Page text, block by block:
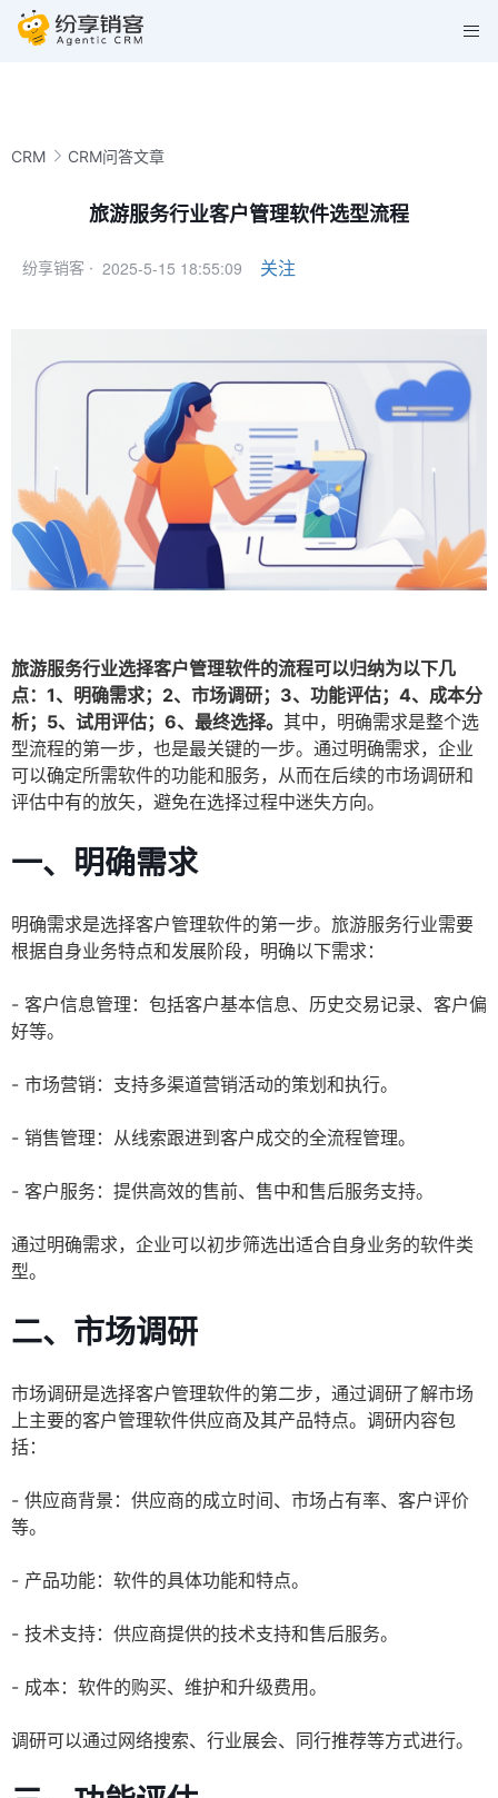
CRM CRM问答文章
旅游服务行业客户管理软件选型流程
纷享销客 · 2025-5-15 18:55:09 关注
旅游服务行业选择客户管理软件的流程可以归纳为以下几
点：1、明确需求；2、市场调研；3、功能评估；4、成本分
析；5、试用评估；6、最终选择。 其中，明确需求是整个选
型流程的第一步，也是最关键的一步。通过明确需求，企业
可以确定所需软件的功能和服务，从而在后续的市场调研和
评估中有的放矢，避免在选择过程中迷失方向。
一、明确需求
明确需求是选择客户管理软件的第一步。旅游服务行业需要
根据自身业务特点和发展阶段，明确以下需求：
- 客户信息管理：包括客户基本信息、历史交易记录、客户偏
好等。
- 市场营销：支持多渠道营销活动的策划和执行。
- 销售管理：从线索跟进到客户成交的全流程管理。
- 客户服务：提供高效的售前、售中和售后服务支持。
通过明确需求，企业可以初步筛选出适合自身业务的软件类
型。
二、市场调研
市场调研是选择客户管理软件的第二步，通过调研了解市场
上主要的客户管理软件供应商及其产品特点。调研内容包
括：
- 供应商背景：供应商的成立时间、市场占有率、客户评价
等。
- 产品功能：软件的具体功能和特点。
- 技术支持：供应商提供的技术支持和售后服务。
- 成本：软件的购买、维护和升级费用。
调研可以通过网络搜索、行业展会、同行推荐等方式进行。